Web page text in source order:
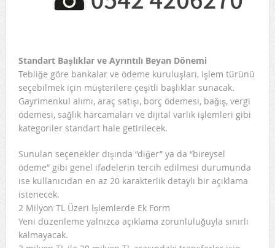
Standart Başlıklar ve Ayrıntılı Beyan Dönemi
Tebliğe göre bankalar ve ödeme kuruluşları, işlem türünü
seçebilmek için müşterilere çeşitli başlıklar sunacak.
Gayrimenkul alımı, araç satışı, borç ödemesi, bağış, vergi
ödemesi, sağlık harcamaları ve dijital varlık işlemleri gibi
kategoriler standart hale getirilecek.
Sunulan seçenekler dışında “diğer” ya da “bireysel
ödeme” gibi genel ifadelerin tercih edilmesi durumunda
ise kullanıcıdan en az 20 karakterlik detaylı bir açıklama
istenecek.
2 Milyon TL Üzeri İşlemlerde Ek Form
Yeni düzenleme yalnızca açıklama zorunluluğuyla sınırlı
kalmayacak.